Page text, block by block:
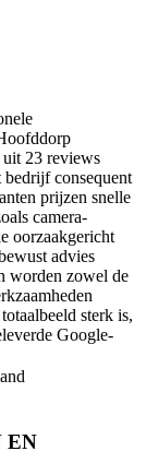
uit 23 reviews
bedrijf consequent
prijzen snelle
camera-
oorzaakgericht
advies
worden zowel de
sterk is,
Google-
EN